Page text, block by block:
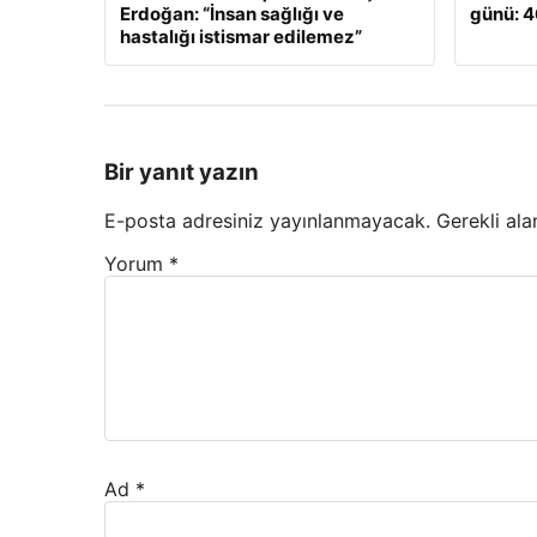
Erdoğan: “İnsan sağlığı ve
hastalığı istismar edilemez”
günü:
Bir yanıt yazın
E-posta adresiniz yayınlanmayacak. Gerekli
Yorum *
Ad *